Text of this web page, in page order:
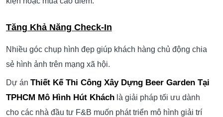
Hệ LED Nhận Diện Thương Hiệu
Các cột LED trang trí tạo hình ảnh đặc trưng, tăng khả
năng ghi nhớ thương hiệu.
Bố Cục Linh Hoạt
Dễ dàng thay đổi theo từng chương trình kinh doanh, sự